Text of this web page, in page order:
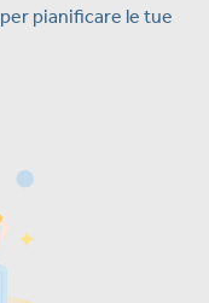
pianificare le tue